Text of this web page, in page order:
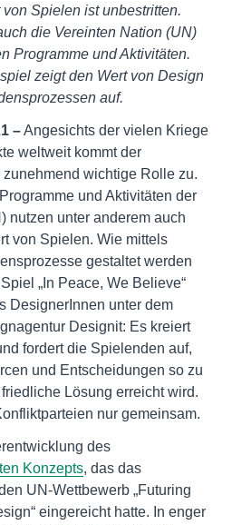
Spielen ist unbestritten.
die Vereinten Nation (UN)
Programme und Aktivitäten.
zeigt den Wert von Design
auf.
–Angesichts der vielen Kriege
weltweit kommt der
wichtige Rolle zu.
und Aktivitäten der
nutzen unter anderem auch
von Spielen. Wie mittels
gestaltet werden
„In Peace, We Believe“
DesignerInnen unter dem
Designit: Es kreiert
fordert die Spielenden auf,
und Entscheidungen so zu
Lösung erreicht wird.
nur gemeinsam.
des
Konzepts, das das
UN-Wettbewerb „Futuring
eingereicht hatte. In enger